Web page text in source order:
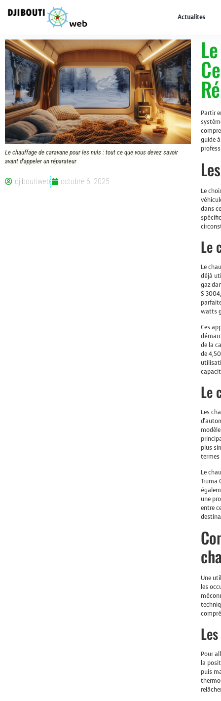
Actualites
Le chauffage de caravane pour les nuls : tout ce que vous devez savoir
avant d’appeler un réparateur
djiboutiweb octobre 6, 2025
Partir
guide
Le
dans
Le
Le
déjà
gaz
S
watts
Ces
de la
de
Le
Les
plus
termes
Le
Truma
une
entre
Une
les
Pour
la
puis